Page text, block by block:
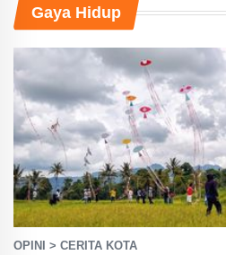
Gaya Hidup
OPINI > CERITA KOTA